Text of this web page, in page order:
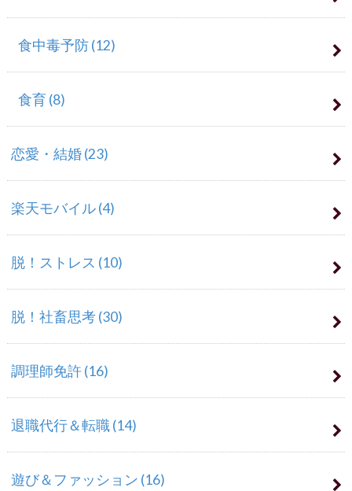
食中毒予防(12)
食育(8)
恋愛・結婚(23)
楽天モバイル(4)
脱！ストレス (10)
脱！社畜思考(30)
調理師免許(16)
退職代行＆転職(14)
遊び＆ファッション (16)